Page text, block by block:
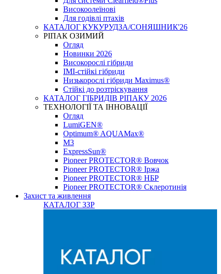
Високоолеїнові
Для годівлі птахів
КАТАЛОГ КУКУРУДЗА/СОНЯШНИК'26
РІПАК ОЗИМИЙ
Огляд
Новинки 2026
Високорослі гібриди
IMI-стійкі гібриди
Низькорослі гібриди Maximus®
Стійкі до розтріскування
КАТАЛОГ ГІБРИДІВ РІПАКУ 2026
ТЕХНОЛОГІЇ ТА ІННОВАЦІЇ
Огляд
LumiGEN®
Optimum® AQUAMax®
М3
ExpressSun®
Pioneer PROTECTOR® Вовчок
Pioneer PROTECTOR® Іржа
Pioneer PROTECTOR® НБР
Pioneer PROTECTOR® Склеротинія
Захист та живлення
КАТАЛОГ ЗЗР